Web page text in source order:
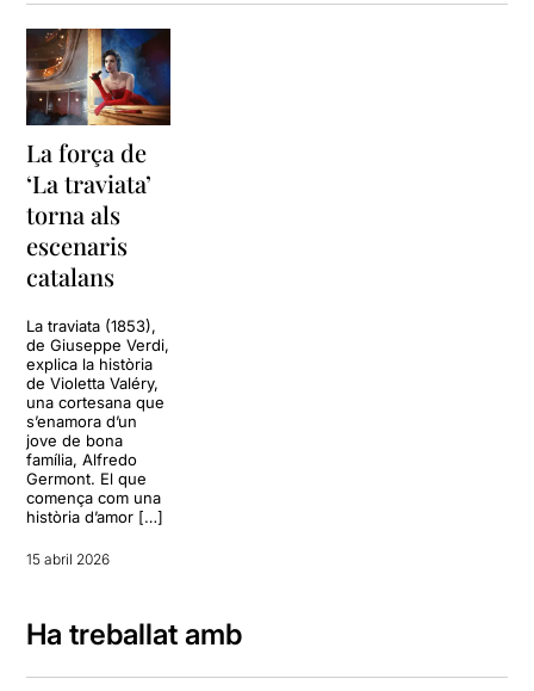
La força de
‘La traviata’
torna als
escenaris
catalans
La traviata (1853),
de Giuseppe Verdi,
explica la història
de Violetta Valéry,
una cortesana que
s’enamora d’un
jove de bona
família, Alfredo
Germont. El que
comença com una
història d’amor […]
15 abril 2026
Ha treballat amb